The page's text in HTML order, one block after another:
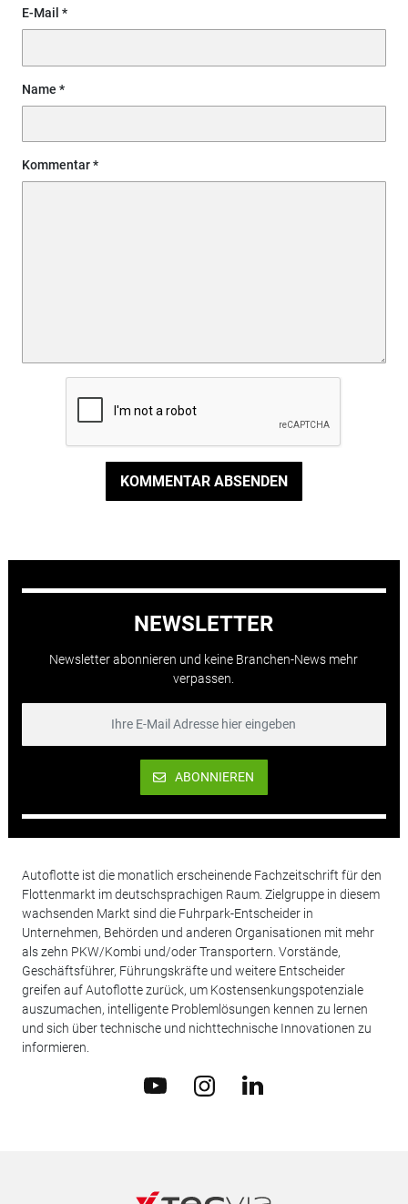
E-Mail
Name
Kommentar
KOMMENTAR ABSENDEN
NEWSLETTER
Newsletter abonnieren und keine Branchen-News mehr
verpassen.
ABONNIEREN
Autoflotte ist die monatlich erscheinende Fachzeitschrift für den
Flottenmarkt im deutschsprachigen Raum. Zielgruppe in diesem
wachsenden Markt sind die Fuhrpark-Entscheider in
Unternehmen, Behörden und anderen Organisationen mit mehr
als zehn PKW/Kombi und/oder Transportern. Vorstände,
Geschäftsführer, Führungskräfte und weitere Entscheider
greifen auf Autoflotte zurück, um Kostensenkungspotenziale
auszumachen, intelligente Problemlösungen kennen zu lernen
und sich über technische und nichttechnische Innovationen zu
informieren.